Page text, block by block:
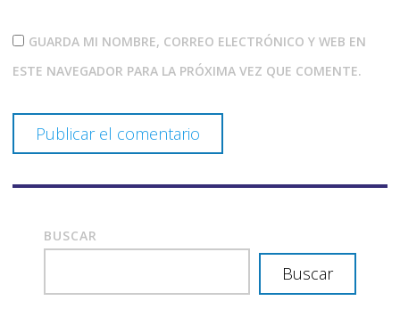
GUARDA MI NOMBRE, CORREO ELECTRÓNICO Y WEB EN
ESTE NAVEGADOR PARA LA PRÓXIMA VEZ QUE COMENTE.
BUSCAR
Buscar